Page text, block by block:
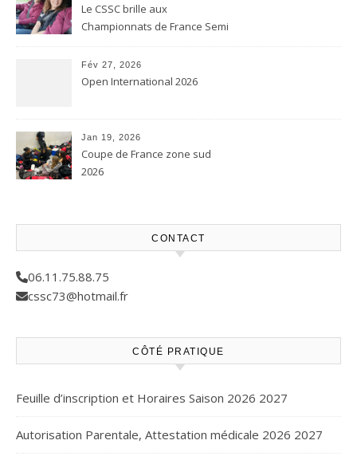
Le CSSC brille aux
Championnats de France Semi
Fév 27, 2026
Open International 2026
Jan 19, 2026
Coupe de France zone sud
2026
CONTACT
06.11.75.88.75
cssc73@hotmail.fr
CÔTÉ PRATIQUE
Feuille d’inscription et Horaires Saison 2026 2027
Autorisation Parentale, Attestation médicale 2026 2027